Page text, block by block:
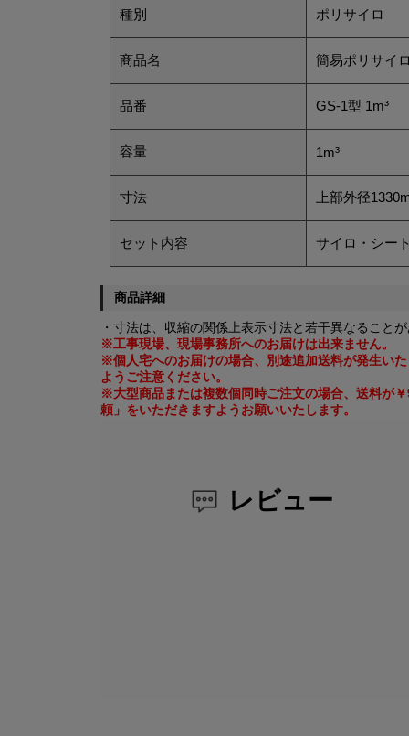
種別 ポリサイロ
商品名 簡易ポリサイ
品番 GS-1型 1m³
容量 1m³
寸法 上部外径
セット内容 サイロ・シー
商品詳細
・寸法は、収縮の関係上表示寸法と若干異なること
※工事現場、現場事務所へのお届けは出来ません。
※個人宅へのお届けの場合、別途追加送料が発生い
ようご注意ください。
※大型商品または複数個同時ご注文の場合、送料が
頼」をいただきますようお願いいたします。
レビュー